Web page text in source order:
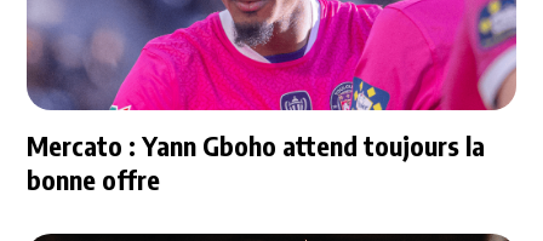
Mercato : Yann Gboho attend toujours la
bonne offre